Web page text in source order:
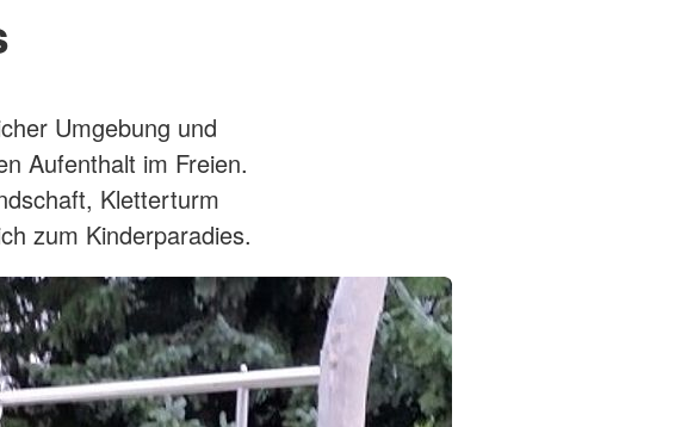
Umgebung und
Aufenthalt im Freien.
Kletterturm
zum Kinderparadies.